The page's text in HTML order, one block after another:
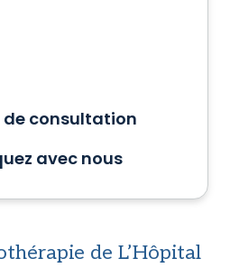
de consultation
avec nous
de L’Hôpital